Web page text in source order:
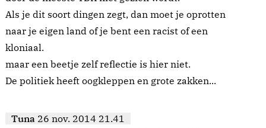
Als je dit soort dingen zegt, dan moet je oprotten
naar je eigen land of je bent een racist of een
kloniaal.
maar een beetje zelf reflectie is hier niet.
De politiek heeft oogkleppen en grote zakken...
Tuna 26 nov. 2014 21.41